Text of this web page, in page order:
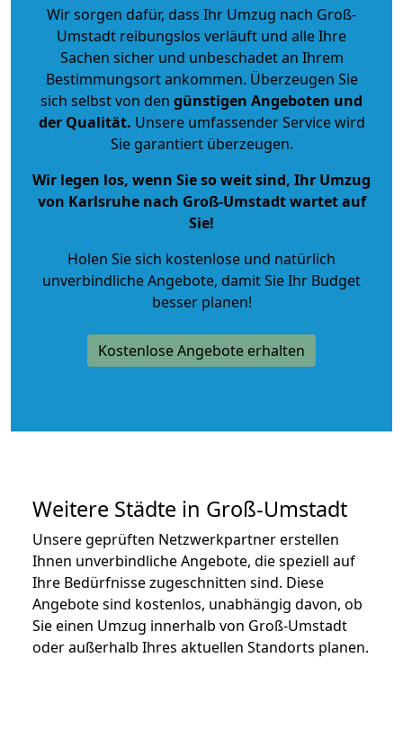
Wir sorgen dafür, dass Ihr Umzug nach Groß-
Umstadt reibungslos verläuft und alle Ihre
Sachen sicher und unbeschadet an Ihrem
Bestimmungsort ankommen. Überzeugen Sie
sich selbst von den günstigen Angeboten und
der Qualität. Unsere umfassender Service wird
Sie garantiert überzeugen.
Wir legen los, wenn Sie so weit sind, Ihr Umzug
von Karlsruhe nach Groß-Umstadt wartet auf
Sie!
Holen Sie sich kostenlose und natürlich
unverbindliche Angebote, damit Sie Ihr Budget
besser planen!
Kostenlose Angebote erhalten
Weitere Städte in Groß-Umstadt
Unsere geprüften Netzwerkpartner erstellen
Ihnen unverbindliche Angebote, die speziell auf
Ihre Bedürfnisse zugeschnitten sind. Diese
Angebote sind kostenlos, unabhängig davon, ob
Sie einen Umzug innerhalb von Groß-Umstadt
oder außerhalb Ihres aktuellen Standorts planen.